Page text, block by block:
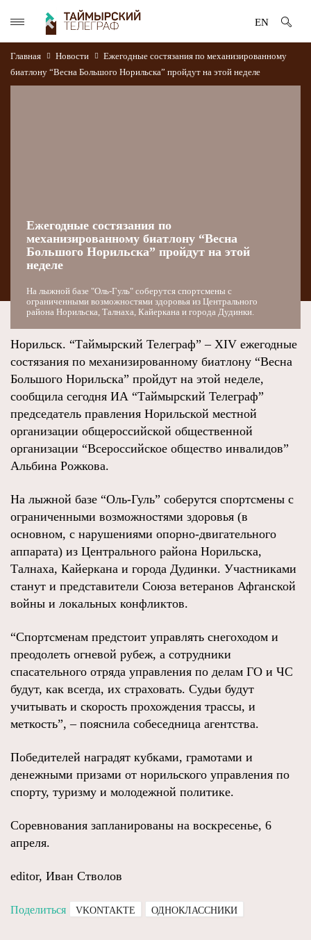
EN
Главная Новости
Ежегодные состязания по механизированному
биатлону “Весна Большого Норильска” пройдут на этой неделе
Ежегодные состязания по
механизированному биатлону “Весна
Большого Норильска” пройдут на этой
неделе
На лыжной базе "Оль-Гуль" соберутся спортсмены с
ограниченными возможностями здоровья из Центрального
района Норильска, Талнаха, Кайеркана и города Дудинки.
Норильск. “Таймырский Телеграф” – XIV ежегодные
состязания по механизированному биатлону “Весна
Большого Норильска” пройдут на этой неделе,
сообщила сегодня ИА “Таймырский Телеграф”
председатель правления Норильской местной
организации общероссийской общественной
организации “Всероссийское общество инвалидов”
Альбина Рожкова.
На лыжной базе “Оль-Гуль” соберутся спортсмены с
ограниченными возможностями здоровья (в
основном, с нарушениями опорно-двигательного
аппарата) из Центрального района Норильска,
Талнаха, Кайеркана и города Дудинки. Участниками
станут и представители Союза ветеранов Афганской
войны и локальных конфликтов.
“Спортсменам предстоит управлять снегоходом и
преодолеть огневой рубеж, а сотрудники
спасательного отряда управления по делам ГО и ЧС
будут, как всегда, их страховать. Судьи будут
учитывать и скорость прохождения трассы, и
меткость”, – пояснила собеседница агентства.
Победителей наградят кубками, грамотами и
денежными призами от норильского управления по
спорту, туризму и молодежной политике.
Соревнования запланированы на воскресенье, 6
апреля.
editor, Иван Стволов
Поделиться VKONTAKTE ОДНОКЛАССНИКИ